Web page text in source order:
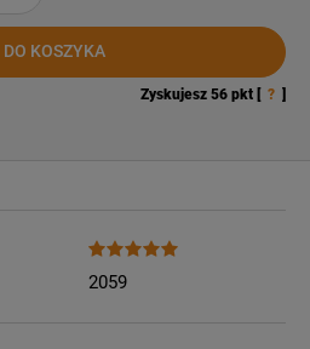
DO KOSZYKA
Zyskujesz 56 pkt [ ? ]
2059